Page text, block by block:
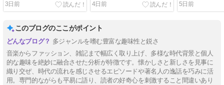
3日前
4日前
5日前
このブログのここがポイント
多ジャンルを嗜む豊富な趣味性と鋭さ
音楽からファッション、雑記まで幅広く取り上げ、多様な時代背景と個人
的な趣味を絶妙に融合させた分析が特徴です。懐かしさと新しさを見事に
織り交ぜ、時代の流れを感じさせるエピソードや著名人の逸話を巧みに活
用。専門的ながらも平易に語り、読者の好奇心を刺激すること間違いあり